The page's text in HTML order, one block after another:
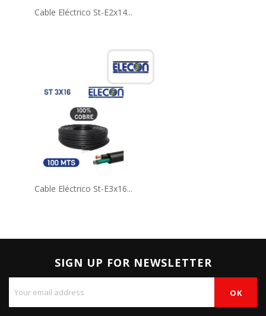
Cable Eléctrico St-E2x14...
Cable Eléctrico St-E3x16...
SIGN UP FOR NEWSLETTER